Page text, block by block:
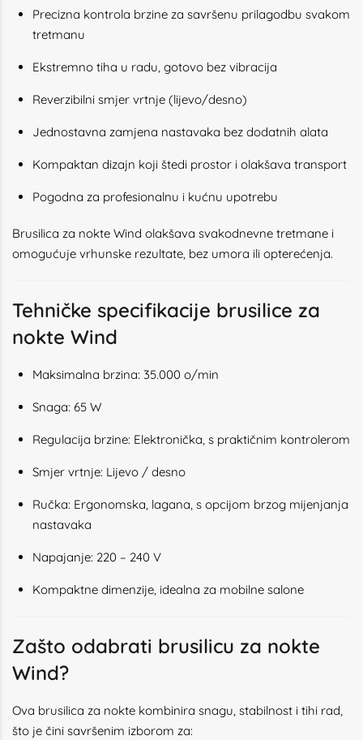
Precizna kontrola brzine za savršenu prilagodbu svakom
tretmanu
Ekstremno tiha u radu, gotovo bez vibracija
Reverzibilni smjer vrtnje (lijevo/desno)
Jednostavna zamjena nastavaka bez dodatnih alata
Kompaktan dizajn koji štedi prostor i olakšava transport
Pogodna za profesionalnu i kućnu upotrebu
Brusilica za nokte Wind olakšava svakodnevne tretmane i
omogućuje vrhunske rezultate, bez umora ili opterećenja.
Tehničke specifikacije brusilice za
nokte Wind
Maksimalna brzina: 35.000 o/min
Snaga: 65 W
Regulacija brzine: Elektronička, s praktičnim kontrolerom
Smjer vrtnje: Lijevo / desno
Ručka: Ergonomska, lagana, s opcijom brzog mijenjanja
nastavaka
Napajanje: 220 – 240 V
Kompaktne dimenzije, idealna za mobilne salone
Zašto odabrati brusilicu za nokte
Wind?
Ova brusilica za nokte kombinira snagu, stabilnost i tihi rad,
što je čini savršenim izborom za: